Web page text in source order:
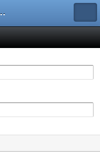
магазинов